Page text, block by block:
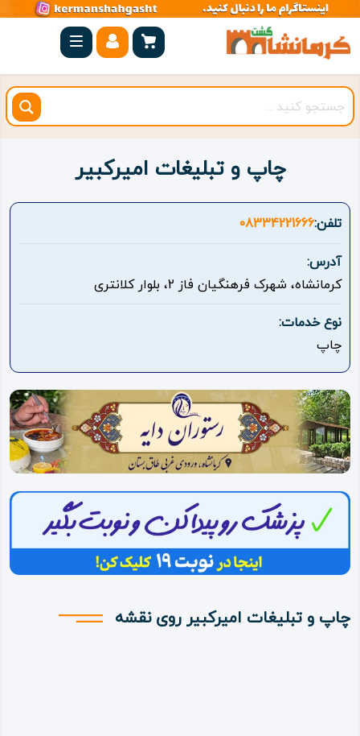
صفحه
اصلی
کرمانشاه
شهرستان
بیستون
روستاهای
هدف
اقامتگاه
ویژه
ویدئو
درباره
ما
چاپ و تبلیغات امیرکبیر
تلفن:08334221666
آدرس:
کرمانشاه، شهرک فرهنگیان فاز 2، بلوار کلانتری
نوع خدمات:
چاپ
چاپ و تبلیغات امیرکبیر روی نقشه